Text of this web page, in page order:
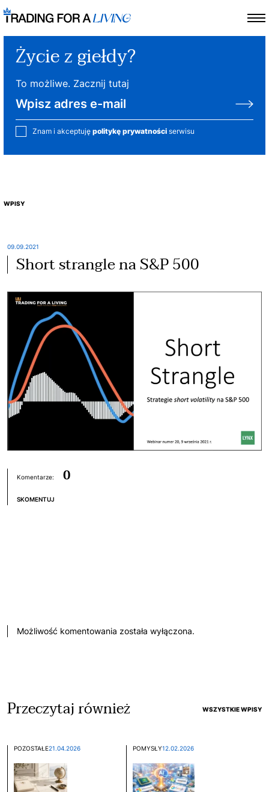
Życie z giełdy?
To możliwe. Zacznij tutaj
Znam i akceptuję politykę prywatności serwisu
WPISY
09.09.2021
Short strangle na S&P 500
Komentarze: 0
SKOMENTUJ
Możliwość komentowania została wyłączona.
Przeczytaj również WSZYSTKIE WPISY
POZOSTAŁE21.04.2026 POMYSŁY12.02.2026